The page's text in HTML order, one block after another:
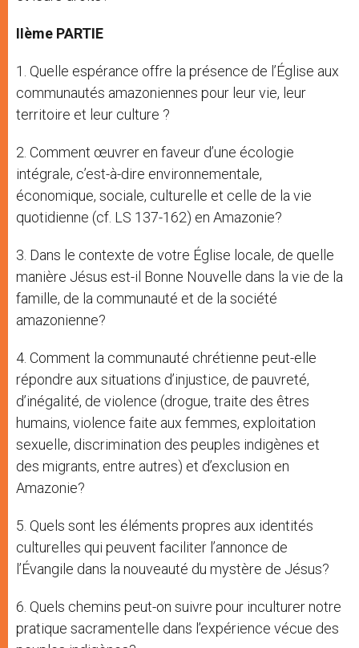
IIème PARTIE
1. Quelle espérance offre la présence de l’Église aux
communautés amazoniennes pour leur vie, leur
territoire et leur culture ?
2. Comment œuvrer en faveur d’une écologie
intégrale, c’est-à-dire environnementale,
économique, sociale, culturelle et celle de la vie
quotidienne (cf. LS 137-162) en Amazonie?
3. Dans le contexte de votre Église locale, de quelle
manière Jésus est-il Bonne Nouvelle dans la vie de la
famille, de la communauté et de la société
amazonienne?
4. Comment la communauté chrétienne peut-elle
répondre aux situations d’injustice, de pauvreté,
d’inégalité, de violence (drogue, traite des êtres
humains, violence faite aux femmes, exploitation
sexuelle, discrimination des peuples indigènes et
des migrants, entre autres) et d’exclusion en
Amazonie?
5. Quels sont les éléments propres aux identités
culturelles qui peuvent faciliter l’annonce de
l’Évangile dans la nouveauté du mystère de Jésus?
6. Quels chemins peut-on suivre pour inculturer notre
pratique sacramentelle dans l’expérience vécue des